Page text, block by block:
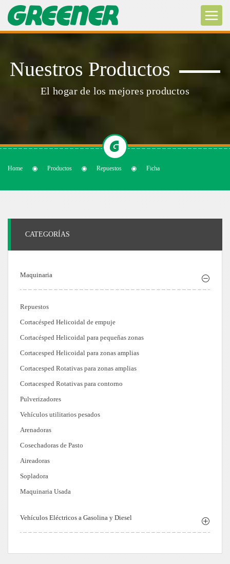
Nuestros Productos
El hogar de los mejores productos
Home Productos Repuestos Ficha
CATEGORÍAS
Maquinaria
Repuestos
Cortacésped Helicoidal de empuje
Cortacésped Helicoidal para pequeñas zonas
Cortacesped Helicoidal para zonas amplias
Cortacesped Rotativas para zonas amplias
Cortacesped Rotativas para contorno
Pulverizadores
Vehículos utilitarios pesados
Arenadoras
Cosechadoras de Pasto
Aireadoras
Sopladora
Maquinaria Usada
Vehículos Eléctricos a Gasolina y Diesel